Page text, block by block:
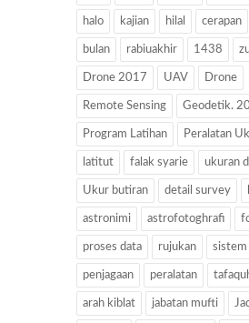
halo kajian hilal cerapan
bulan rabiuakhir 1438
Drone 2017 UAV Drone
Remote Sensing Geodetik.
Program Latihan Peralatan
latitut falak syarie ukuran
Ukur butiran detail survey
astronimi astrofotoghrafi
proses data rujukan sistem
penjagaan peralatan
arah kiblat jabatan mufti